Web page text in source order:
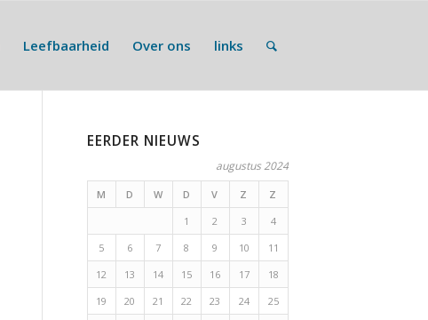
Leefbaarheid Over ons links
EERDER NIEUWS
augustus 2024
M D W D V Z
Z
1
2 3
4
5
6 7 8 9 10
11
12
13 14 15 16 17
18
19
20 21 22 23 24
25